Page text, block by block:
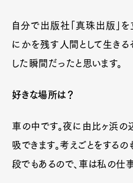
自分で出版社「真珠出版」を
にかを残す人間として生きる
した瞬間だったと思います。
好きな場所は？
車の中です。夜に由比ヶ浜の
吸できます。考えごとをする
段でもあるので、車は私の仕